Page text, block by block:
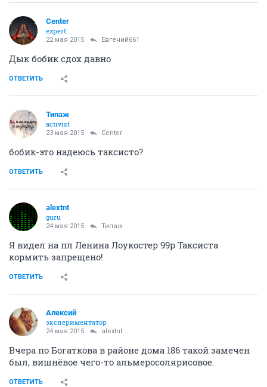
Center
expert
22 мая 2015 Евгений661
Дык бобик сдох давно
ОТВЕТИТЬ
Типаж
activist
23 мая 2015 Center
бобик-это надеюсь таксисто?
ОТВЕТИТЬ
alextnt
guru
24 мая 2015 Типаж
Я видел на пл Ленина Лоукостер 99р Таксиста
кормить запрещено!
ОТВЕТИТЬ
Алексий
экспериментатор
24 мая 2015 alextnt
Вчера по Богаткова в районе дома 186 такой замечен
был, вишнёвое чего-то альмеросолярисовое.
ОТВЕТИТЬ